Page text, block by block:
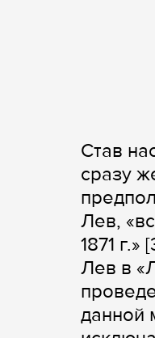
Став
сразу
Лев,
1871
Лев в
данной